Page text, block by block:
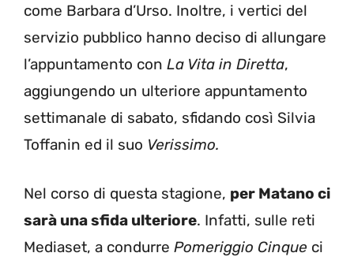
come Barbara d’Urso. Inoltre, i vertici del
servizio pubblico hanno deciso di allungare
l’appuntamento con La Vita in Diretta,
aggiungendo un ulteriore appuntamento
settimanale di sabato, sfidando così Silvia
Toffanin ed il suo Verissimo.
Nel corso di questa stagione, per Matano ci
sarà una sfida ulteriore. Infatti, sulle reti
Mediaset, a condurre Pomeriggio Cinque ci